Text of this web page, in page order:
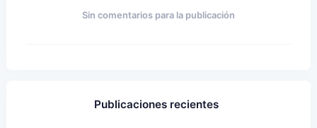
Sin comentarios para la publicación
Publicaciones recientes